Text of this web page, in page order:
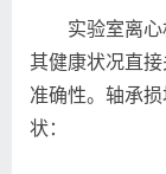
实验室离
其健康状况直
准确性。轴承
状：